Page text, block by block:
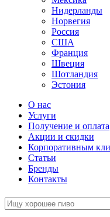
Нидерланды
Норвегия
Россия
США
Франция
Швеция
Шотландия
Эстония
О нас
Услуги
Получение и оплата
Акции и скидки
Корпоративным
Статьи
Бренды
Контакты